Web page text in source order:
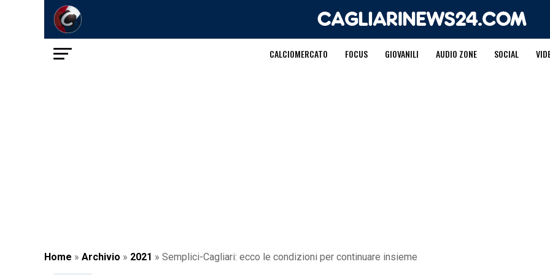
CALCIOMERCATO FOCUS GIOVANILI AUDIO ZONE SOCIAL
Home » Archivio » 2021 » Semplici-Cagliari: ecco le condizioni per continuare insieme